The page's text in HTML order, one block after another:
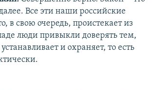
Все эти наши российские
в свою очередь, проистекает из
люди привыкли доверять тем,
и охраняет, то есть